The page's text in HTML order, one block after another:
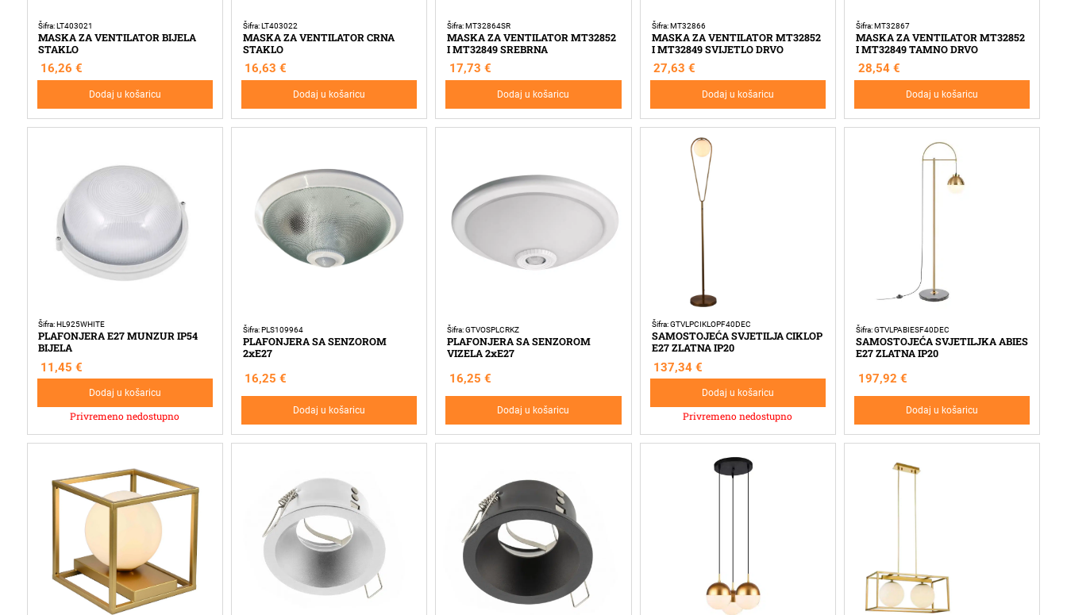
Šifra: LT403021
MASKA ZA VENTILATOR BIJELA
STAKLO
16,26€
Dodaj u košaricu
Šifra: LT403022
MASKA ZA VENTILATOR CRNA
STAKLO
16,63€
Dodaj u košaricu
Šifra: MT32864SR
MASKA ZA VENTILATOR MT32852
I MT32849 SREBRNA
17,73 €
Dodaj u košaricu
Šifra: MT32866
MASKA ZA VENTILATOR MT32852
I MT32849 SVIJETLO DRVO
27,63€
Dodaj u košaricu
Šifra: MT32867
MASKA ZA VENTILATOR MT32852
I MT32849 TAMNO DRVO
28,54 €
Dodaj u košaricu
Šifra: HL925WHITE
PLAFONJERA E27 MUNZUR IP54
BIJELA
11,45€
Dodaj u košaricu
Privremeno nedostupno
Šifra: PLS109964
PLAFONJERA SA SENZOROM
2xE27
16,25€
Dodaj u košaricu
Šifra: GTVOSPLCRKZ
PLAFONJERA SA SENZOROM
VIZELA 2xE27
16,25 €
Dodaj u košaricu
Šifra: GTVLPCIKLOPF40DEC
SAMOSTOJEĆA SVJETILJA CIKLOP
E27 ZLATNA IP20
137,34€
Dodaj u košaricu
Privremeno nedostupno
Šifra: GTVLPABIESF40DEC
SAMOSTOJEĆA SVJETILJKA ABIES
E27 ZLATNA IP20
197,92 €
Dodaj u košaricu